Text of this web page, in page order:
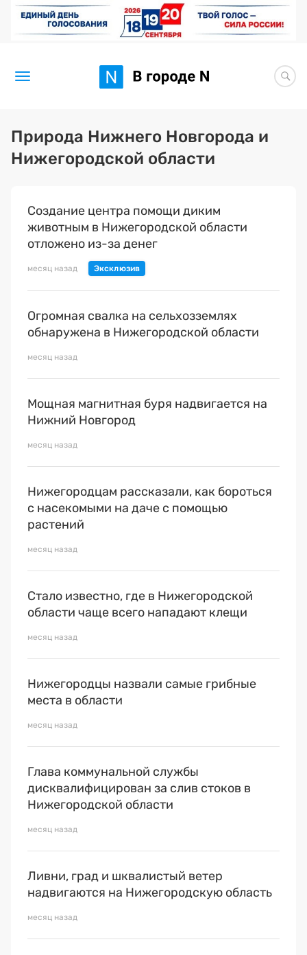
Новости
Статьи
BORЩ
Искусство исцелять
Премия 2026 (текущая)
Эксперты
Природа Нижнего Новгорода и
Нижегородской области
Создание центра помощи диким
животным в Нижегородской области
отложено из-за денег
месяц назад
Огромная свалка на сельхозземлях
обнаружена в Нижегородской области
месяц назад
Мощная магнитная буря надвигается на
Нижний Новгород
месяц назад
Нижегородцам рассказали, как бороться
с насекомыми на даче с помощью
растений
месяц назад
Стало известно, где в Нижегородской
области чаще всего нападают клещи
месяц назад
Нижегородцы назвали самые грибные
места в области
месяц назад
Глава коммунальной службы
дисквалифицирован за слив стоков в
Нижегородской области
месяц назад
Ливни, град и шквалистый ветер
надвигаются на Нижегородскую область
месяц назад